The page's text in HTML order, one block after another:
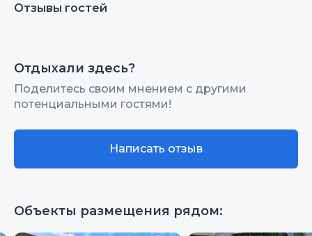
Отзывы гостей
Отдыхали здесь?
Поделитесь своим мнением с другими
потенциальными гостями!
Написать отзыв
Объекты размещения рядом: